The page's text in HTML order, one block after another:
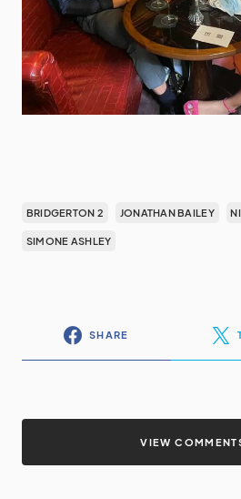
BRIDGERTON 2 JONATHAN BAILEY
SIMONE ASHLEY
SHARE
VIEW